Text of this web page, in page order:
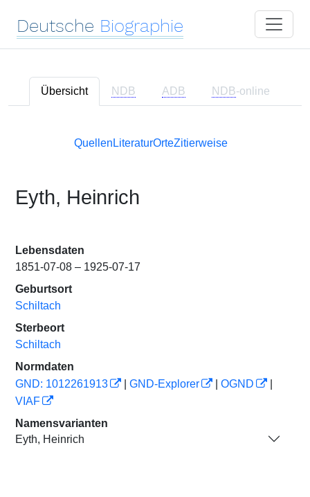
Deutsche Biographie
Übersicht NDB ADB NDB-online
Quellen LiteraturOrteZitierweise
Eyth, Heinrich
Lebensdaten
1851-07-08 – 1925-07-17
Geburtsort
Schiltach
Sterbeort
Schiltach
Normdaten
GND: 1012261913
GND-Explorer OGND
VIAF
Namensvarianten
Eyth, Heinrich